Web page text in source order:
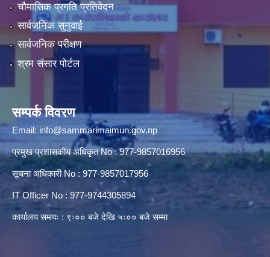
चौमासिक प्रगति प्रतिवेदन
सार्वजनिक सुनुवाई
सार्वजनिक परीक्षण
श्रम संसार पोर्टल
सम्पर्क विवरण
Email: info@sammarimaimun.gov.np
प्रमुख प्रशासकीय अधिकृत No : 977-9857016956
सूचना अधिकारी No : 977-9857017956
IT Officer No : 977-9744305894
कार्यालय समयः : ९ः०० बजे देखि ५ः०० बजे सम्मा